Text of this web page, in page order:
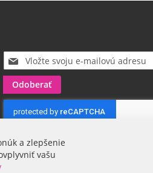
r
h
á
t
e
Odoberať
a zlepšenie
vašu